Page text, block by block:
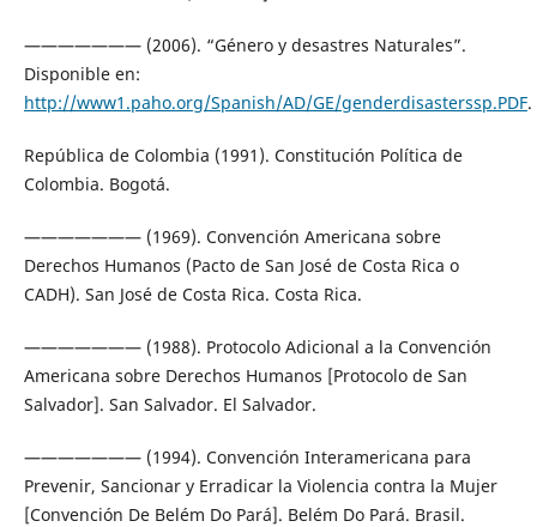
——————— (2006). “Género y desastres Naturales”.
Disponible en:
http://www1.paho.org/Spanish/AD/GE/genderdisasterssp.PDF.
República de Colombia (1991). Constitución Política de
Colombia. Bogotá.
——————— (1969). Convención Americana sobre
Derechos Humanos (Pacto de San José de Costa Rica o
CADH). San José de Costa Rica. Costa Rica.
——————— (1988). Protocolo Adicional a la Convención
Americana sobre Derechos Humanos [Protocolo de San
Salvador]. San Salvador. El Salvador.
——————— (1994). Convención Interamericana para
Prevenir, Sancionar y Erradicar la Violencia contra la Mujer
[Convención De Belém Do Pará]. Belém Do Pará. Brasil.